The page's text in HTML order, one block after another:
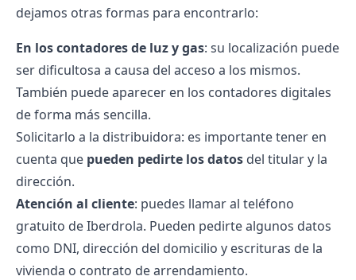
dejamos otras formas para encontrarlo:
En los contadores de luz y gas: su localización puede
ser dificultosa a causa del acceso a los mismos.
También puede aparecer en los contadores digitales
de forma más sencilla.
Solicitarlo a la distribuidora: es importante tener en
cuenta que pueden pedirte los datos del titular y la
dirección.
Atención al cliente: puedes llamar al teléfono
gratuito de Iberdrola. Pueden pedirte algunos datos
como DNI, dirección del domicilio y escrituras de la
vivienda o contrato de arrendamiento.